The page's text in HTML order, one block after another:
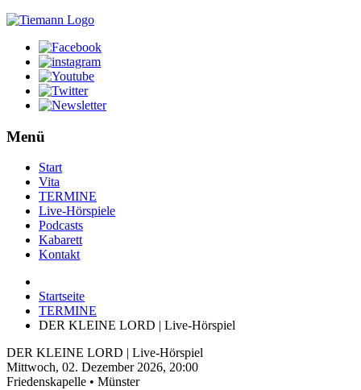
Menü
Start
Vita
TERMINE
Live-Hörspiele
Podcasts
Kabarett
Kontakt
Startseite
TERMINE
DER KLEINE LORD | Live-Hörspiel
DER KLEINE LORD | Live-Hörspiel
Mittwoch, 02. Dezember 2026, 20:00
Friedenskapelle • Münster